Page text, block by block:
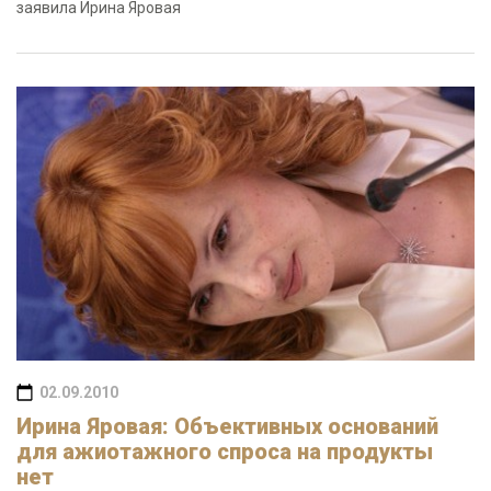
заявила Ирина Яровая
02.09.2010
Ирина Яровая: Объективных оснований
для ажиотажного спроса на продукты
нет